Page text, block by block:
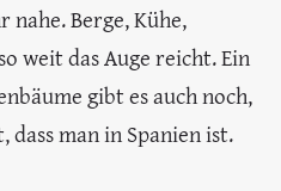
nahe. Berge, Kühe,
weit das Auge reicht. Ein
gibt es auch noch,
man in Spanien ist.